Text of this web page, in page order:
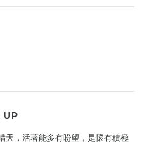
UP
天，活著能多有盼望，是懷有積極